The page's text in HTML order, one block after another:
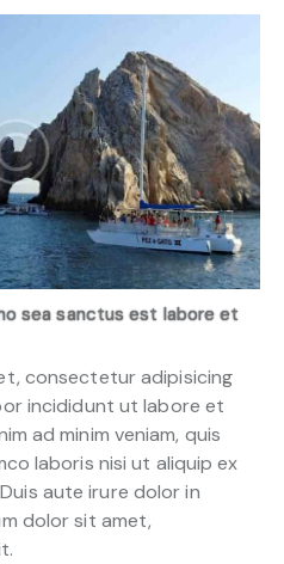
sea sanctus est labore et
consectetur adipisicing
incididunt ut labore et
ad minim veniam, quis
laboris nisi ut aliquip ex
aute irure dolor in
dolor sit amet,